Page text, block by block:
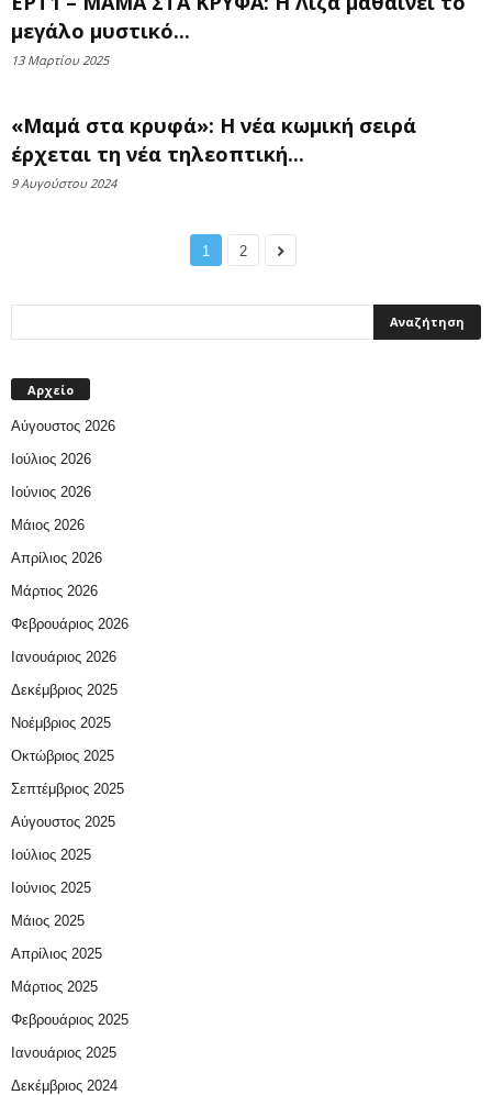
μεγάλο μυστικό...
13 Μαρτίου 2025
«Μαμά στα κρυφά»: Η νέα κωμική σειρά
έρχεται τη νέα τηλεοπτική...
9 Αυγούστου 2024
1 2
Αρχείο
Αύγουστος 2026
Ιούλιος 2026
Ιούνιος 2026
Μάιος 2026
Απρίλιος 2026
Μάρτιος 2026
Φεβρουάριος 2026
Ιανουάριος 2026
Δεκέμβριος 2025
Νοέμβριος 2025
Οκτώβριος 2025
Σεπτέμβριος 2025
Αύγουστος 2025
Ιούλιος 2025
Ιούνιος 2025
Μάιος 2025
Απρίλιος 2025
Μάρτιος 2025
Φεβρουάριος 2025
Ιανουάριος 2025
Δεκέμβριος 2024